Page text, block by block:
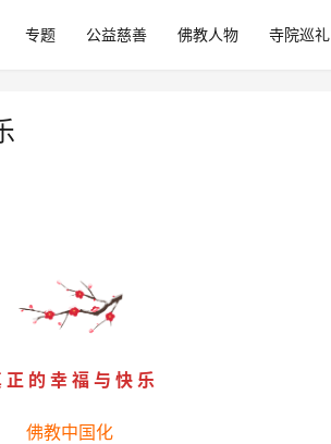
专题 公益慈善 佛教人物 寺院巡礼
正 的 幸 福 与 快 乐
佛教中国化